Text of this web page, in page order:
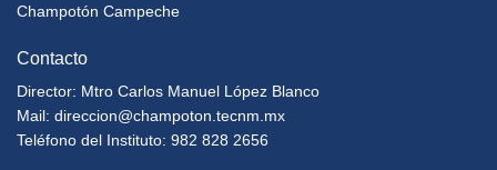
Champotón Campeche
Contacto
Director: Mtro Carlos Manuel López Blanco
Mail: direccion@champoton.tecnm.mx
Teléfono del Instituto: 982 828 2656